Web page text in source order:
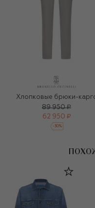
Хлопковые брюки-
89 950 ₽
62 950 ₽
-30%